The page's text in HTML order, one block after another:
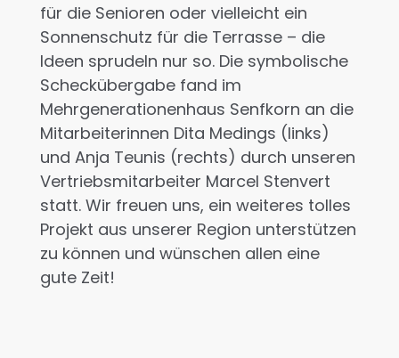
für die Senioren oder vielleicht ein
Sonnenschutz für die Terrasse – die
Ideen sprudeln nur so. Die symbolische
Scheckübergabe fand im
Mehrgenerationenhaus Senfkorn an die
Mitarbeiterinnen Dita Medings (links)
und Anja Teunis (rechts) durch unseren
Vertriebsmitarbeiter Marcel Stenvert
statt. Wir freuen uns, ein weiteres tolles
Projekt aus unserer Region unterstützen
zu können und wünschen allen eine
gute Zeit!